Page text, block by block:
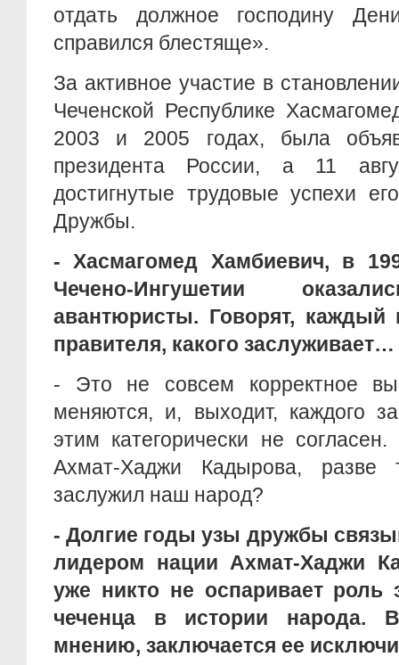
отдать должное господину
справился блестяще».
За активное участие в
Чеченской Республике
2003 и 2005 годах, была
президента России, а 11
достигнутые трудовые успехи
Дружбы.
- Хасмагомед Хамбиевич, в
Чечено-Ингушетии
авантюристы. Говорят, каждый
правителя, какого заслуживает…
- Это не совсем корректное
меняются, и, выходит, каждого
этим категорически не
Ахмат-Хаджи Кадырова, разве
заслужил наш народ?
- Долгие годы узы дружбы
лидером нации Ахмат-Хаджи
уже никто не оспаривает роль
чеченца в истории
мнению, заключается ее